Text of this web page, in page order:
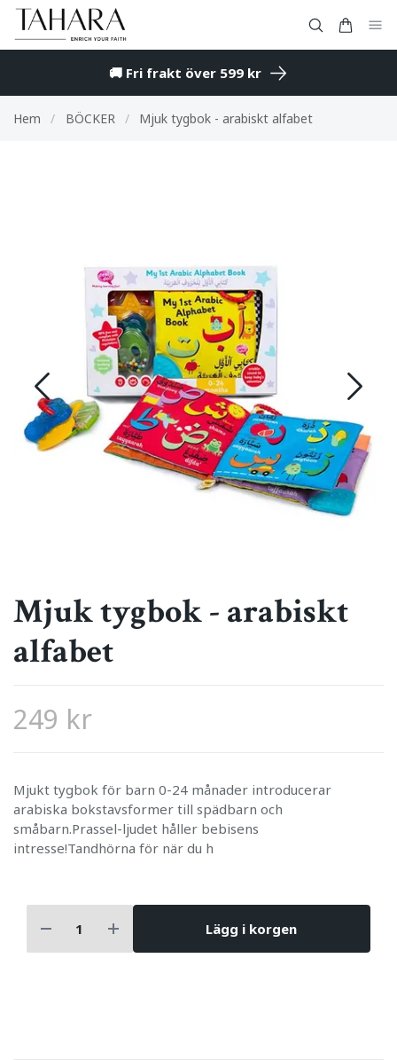
🚚 Fri frakt över 599 kr
Hem / BÖCKER / Mjuk tygbok - arabiskt alfabet
Mjuk tygbok - arabiskt
alfabet
249 kr
Mjukt tygbok för barn 0-24 månader introducerar
arabiska bokstavsformer till spädbarn och
småbarn.Prassel-ljudet håller bebisens
intresse!Tandhörna för när du h
Lägg i korgen